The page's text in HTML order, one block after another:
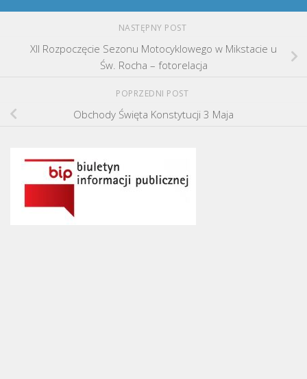
NASTĘPNY POST
XII Rozpoczęcie Sezonu Motocyklowego w Mikstacie u
Św. Rocha – fotorelacja
POPRZEDNI POST
Obchody Święta Konstytucji 3 Maja